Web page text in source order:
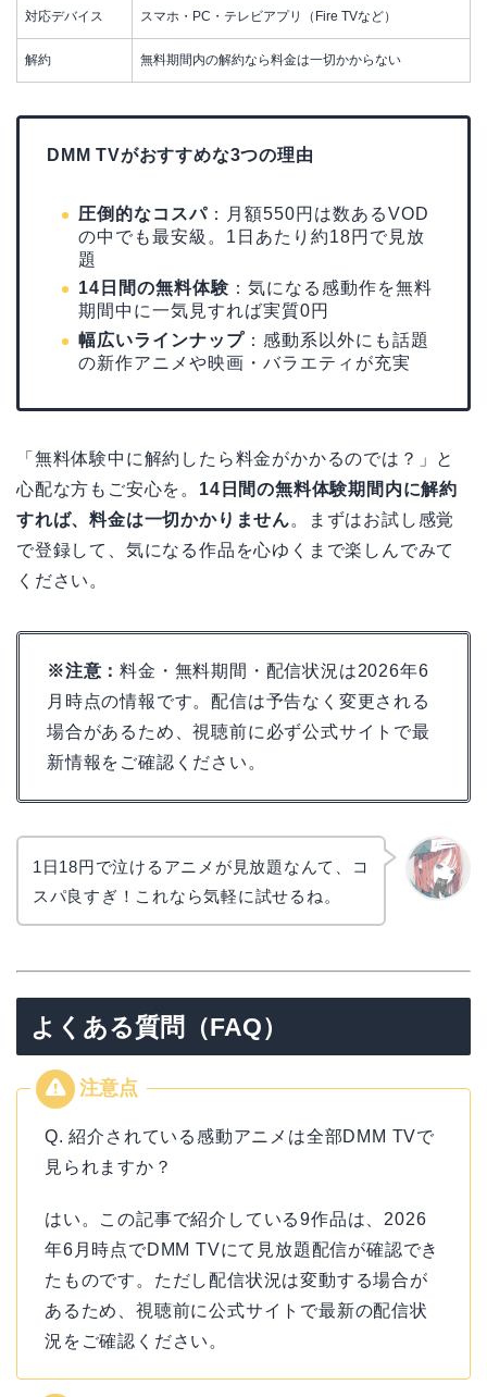
対応デバイス スマホ・PC・テレビアプリ（Fire TVなど）
解約 無料期間内の解約なら料金は一切かからない
DMM TVがおすすめな3つの理由
圧倒的なコスパ ：月額550円は数あるVOD
の中でも最安級。1日あたり約18円で見放
題
14日間の無料体験 ：気になる感動作を無料
期間中に一気見すれば実質0円
幅広いラインナップ ：感動系以外にも話題
の新作アニメや映画・バラエティが充実
「無料体験中に解約したら料金がかかるのでは？」と
心配な方もご安心を。 14日間の無料体験期間内に解約
すれば、料金は一切かかりません。まずはお試し感覚
で登録して、気になる作品を心ゆくまで楽しんでみて
ください。
※注意：料金・無料期間・配信状況は2026年6
月時点の情報です。配信は予告なく変更される
場合があるため、視聴前に必ず公式サイトで最
新情報をご確認ください。
1日18円で泣けるアニメが見放題なんて、コ
スパ良すぎ！これなら気軽に試せるね。
よくある質問（FAQ）
Q. 紹介されている感動アニメは全部DMM TVで
見られますか？
はい。この記事で紹介している9作品は、2026
年6月時点でDMM TVにて見放題配信が確認でき
たものです。ただし配信状況は変動する場合が
あるため、視聴前に公式サイトで最新の配信状
況をご確認ください。